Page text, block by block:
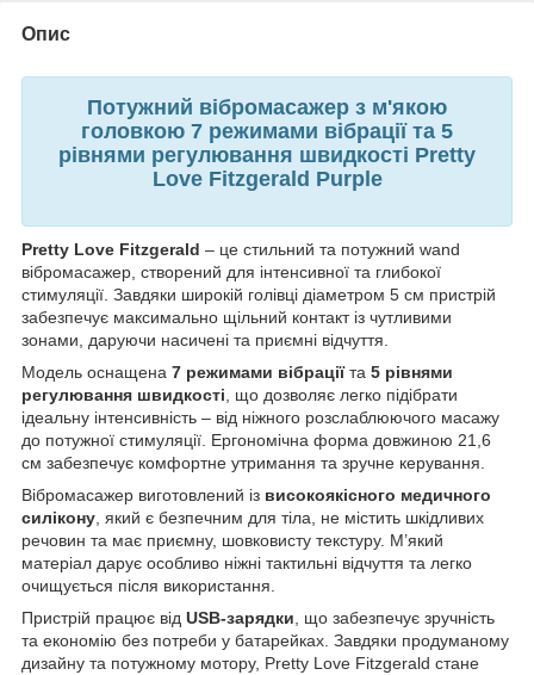
Опис
Потужний вібромасажер з м'якою
головкою 7 режимами вібрації та 5
рівнями регулювання швидкості Pretty
Love Fitzgerald Purple
Pretty Love Fitzgerald – це стильний та потужний wand
вібромасажер, створений для інтенсивної та глибокої
стимуляції. Завдяки широкій голівці діаметром 5 см пристрій
забезпечує максимально щільний контакт із чутливими
зонами, даруючи насичені та приємні відчуття.
Модель оснащена 7 режимами вібраціїта 5 рівнями
регулювання швидкості, що дозволяє легко підібрати
ідеальну інтенсивність – від ніжного розслаблюючого масажу
до потужної стимуляції. Ергономічна форма довжиною 21,6
см забезпечує комфортне утримання та зручне керування.
Вібромасажер виготовлений із високоякісного медичного
силікону, який є безпечним для тіла, не містить шкідливих
речовин та має приємну, шовковисту текстуру. М’який
матеріал дарує особливо ніжні тактильні відчуття та легко
очищується після використання.
Пристрій працює від USB-зарядки, що забезпечує зручність
та економію без потреби у батарейках. Завдяки продуманому
дизайну та потужному мотору, Pretty Love Fitzgerald стане